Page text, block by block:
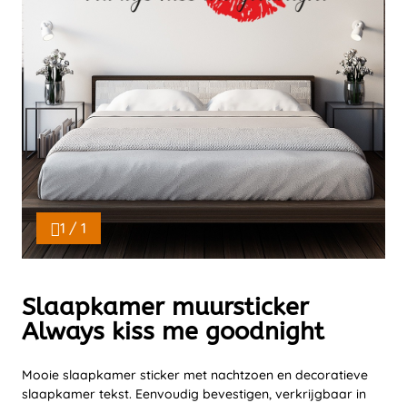
1 / 1
Slaapkamer muursticker
Always kiss me goodnight
Mooie slaapkamer sticker met nachtzoen en decoratieve
slaapkamer tekst. Eenvoudig bevestigen, verkrijgbaar in